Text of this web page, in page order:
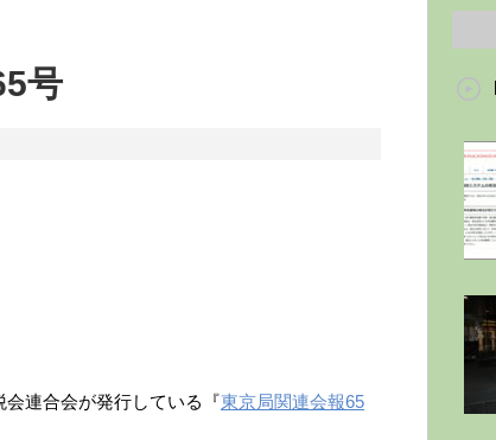
号
連合会が発行している『東京局関連会報65